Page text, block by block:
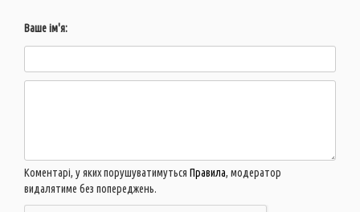
Ваше ім'я:
Коментарі, у яких порушуватимуться Правила, модератор
видалятиме без попереджень.